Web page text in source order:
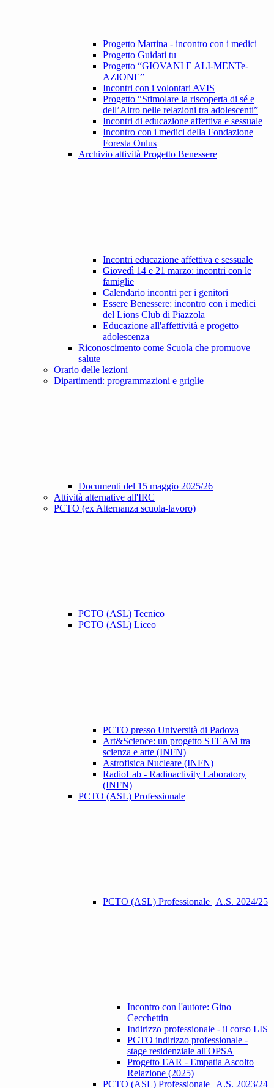
Progetto Martina - incontro con i medici
Progetto Guidati tu
Progetto “GIOVANI E ALI-MENTe-
AZIONE”
Incontri con i volontari AVIS
Progetto “Stimolare la riscoperta di sé e
dell’Altro nelle relazioni tra adolescenti”
Incontri di educazione affettiva e sessuale
Incontro con i medici della Fondazione
Foresta Onlus
Archivio attività Progetto Benessere
Incontri educazione affettiva e sessuale
Giovedì 14 e 21 marzo: incontri con le
famiglie
Calendario incontri per i genitori
Essere Benessere: incontro con i medici
del Lions Club di Piazzola
Educazione all'affettività e progetto
adolescenza
Riconoscimento come Scuola che promuove
salute
Orario delle lezioni
Dipartimenti: programmazioni e griglie
Documenti del 15 maggio 2025/26
Attività alternative all'IRC
PCTO (ex Alternanza scuola-lavoro)
PCTO (ASL) Tecnico
PCTO (ASL) Liceo
PCTO presso Università di Padova
Art&Science: un progetto STEAM tra
scienza e arte (INFN)
Astrofisica Nucleare (INFN)
RadioLab - Radioactivity Laboratory
(INFN)
PCTO (ASL) Professionale
PCTO (ASL) Professionale | A.S. 2024/25
Incontro con l'autore: Gino
Cecchettin
Indirizzo professionale - il corso LIS
PCTO indirizzo professionale -
stage residenziale all'OPSA
Progetto EAR - Empatia Ascolto
Relazione (2025)
PCTO (ASL) Professionale | A.S. 2023/24